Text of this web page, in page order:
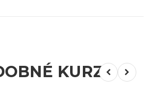
KURZY